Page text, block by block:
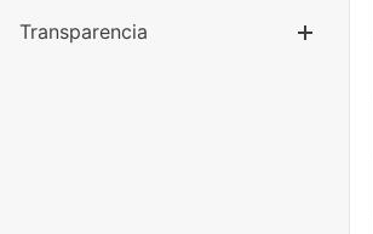
Transparencia